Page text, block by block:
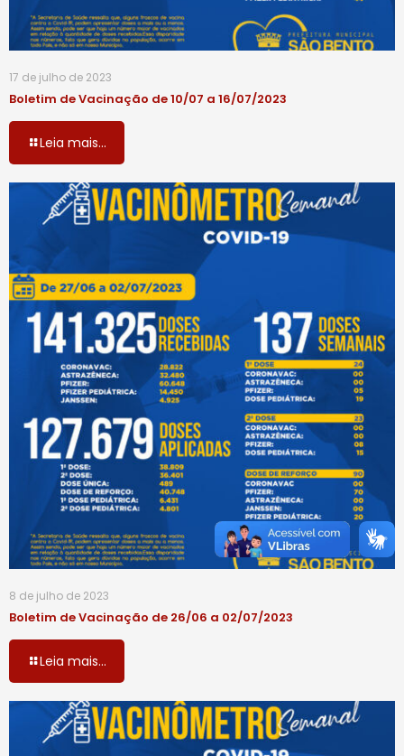
17 de julho de 2023
Boletim de Vacinação de 10/07 a 16/07/2023
Leia mais...
8 de julho de 2023
Boletim de Vacinação de 26/06 a 02/07/2023
Leia mais...